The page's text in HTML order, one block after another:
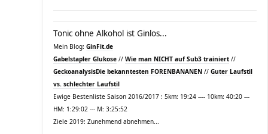
Tonic ohne Alkohol ist Ginlos...
Mein Blog: GinFit.de
Gabelstapler Glukose // Wie man NICHT auf Sub3 trainiert //
GeckoanalysisDie bekanntesten FORENBANANEN // Guter Laufstil
vs. schlechter Laufstil
Ewige Bestenliste Saison 2016/2017 : 5km: 19:24 ---- 10km: 40:20 ---
HM: 1:29:02 --- M: 3:25:52
Ziele 2019: Zunehmend abnehmen...